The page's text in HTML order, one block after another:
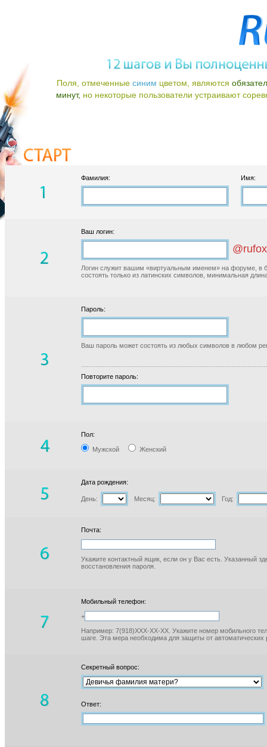
Поля, отмеченные синим цветом, являются
минут, но некоторые пользователи устраивают
Фамилия: Имя:
Ваш логин:
Логин служит вашим «виртуальным именем» на форуме, в
состоять только из латинских символов, минимальная
Пароль:
Ваш пароль может состоять из любых символов в любом
Повторите пароль:
Пол:
Мужской Женский
Дата рождения:
День: Месяц: Год:
Почта:
Укажите контактный ящик, если он у Вас есть. Указанный
восстановления пароля.
Мобильный телефон:
+
Например: 7(918)XXX-XX-XX. Укажите номер мобильного
шаге. Эта мера необходима для защиты от автоматических
Секретный вопрос:
Ответ: